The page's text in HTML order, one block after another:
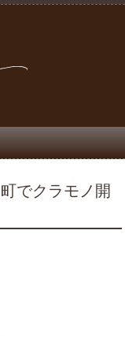
でクラモノ開